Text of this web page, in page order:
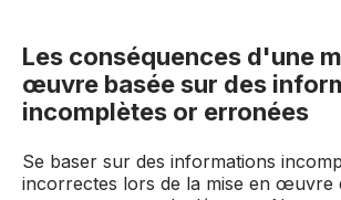
Les conséquences d'une
œuvre basée sur des
incomplètes or erronées
Se baser sur des informations
incorrectes lors de la mise en œuvre